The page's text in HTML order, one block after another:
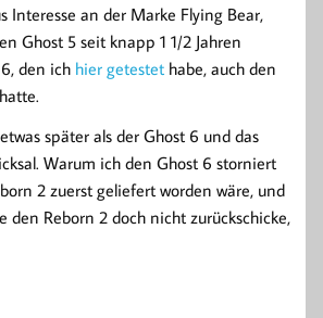
Interesse an der Marke Flying Bear,
Ghost 5 seit knapp 1 1/2 Jahren
den ich hier getestet habe, auch den
später als der Ghost 6 und das
Warum ich den Ghost 6 storniert
2 zuerst geliefert worden wäre, und
den Reborn 2 doch nicht zurückschicke,